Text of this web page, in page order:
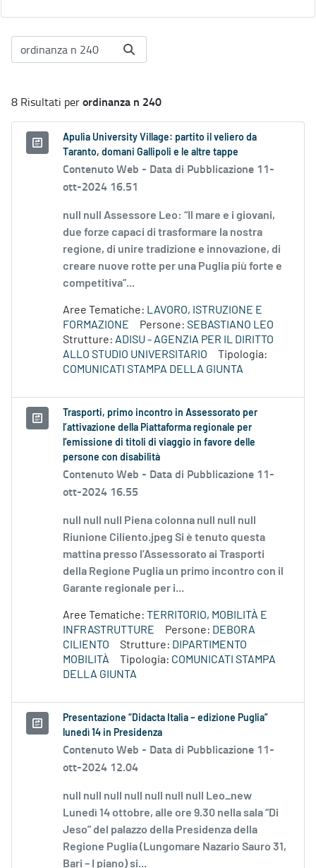
8 Risultati perordinanza n 240
Apulia University Village: partito il veliero da
Taranto, domani Gallipoli e le altre tappe
Contenuto Web - Data di Pubblicazione 11-
ott-2024 16.51
null null Assessore Leo: “Il mare e i giovani,
due forze capaci di trasformare la nostra
regione, di unire tradizione e innovazione, di
creare nuove rotte per una Puglia più forte e
competitiva”...
Aree Tematiche: LAVORO, ISTRUZIONE E
FORMAZIONE
Persone: SEBASTIANO LEO
Strutture: ADISU - AGENZIA PER IL DIRITTO
ALLO STUDIO UNIVERSITARIO
Tipologia:
COMUNICATI STAMPA DELLA GIUNTA
Trasporti, primo incontro in Assessorato per
l’attivazione della Piattaforma regionale per
l’emissione di titoli di viaggio in favore delle
persone con disabilità
Contenuto Web - Data di Pubblicazione 11-
ott-2024 16.55
null null null Piena colonna null null null
Riunione Ciliento.jpeg Si è tenuto questa
mattina presso l’Assessorato ai Trasporti
della Regione Puglia un primo incontro con il
Garante regionale per i...
Aree Tematiche: TERRITORIO, MOBILITÀ E
INFRASTRUTTURE
Persone: DEBORA
CILIENTO
Strutture: DIPARTIMENTO
MOBILITÀ
Tipologia: COMUNICATI STAMPA
DELLA GIUNTA
Presentazione “Didacta Italia – edizione Puglia”
lunedì 14 in Presidenza
Contenuto Web - Data di Pubblicazione 11-
ott-2024 12.04
null null null null null null null Leo_new
Lunedì 14 ottobre, alle ore 9.30 nella sala “Di
Jeso” del palazzo della Presidenza della
Regione Puglia (Lungomare Nazario Sauro 31,
Bari – I piano) si...